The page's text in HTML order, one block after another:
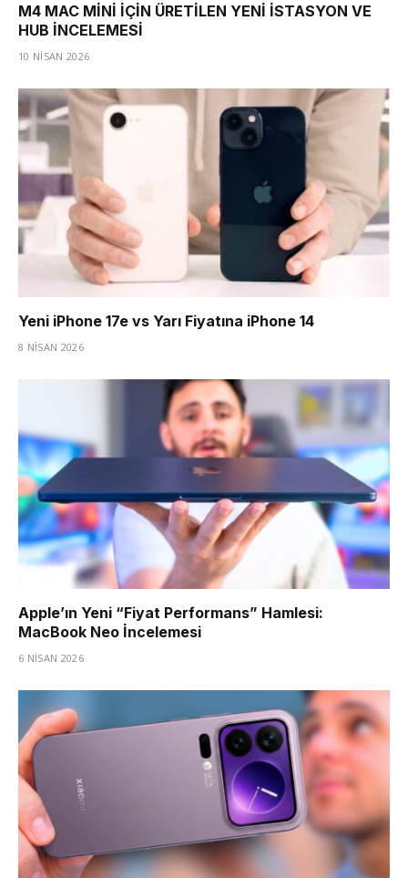
M4 MAC MİNİ İÇİN ÜRETİLEN YENİ İSTASYON VE
HUB İNCELEMESİ
10 NISAN 2026
Yeni iPhone 17e vs Yarı Fiyatına iPhone 14
8 NISAN 2026
Apple’ın Yeni “Fiyat Performans” Hamlesi:
MacBook Neo İncelemesi
6 NISAN 2026